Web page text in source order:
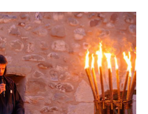
un violent incendie ayant fait
célèbre cette tragédie
qui ont payé de leur vie.
récit de l'incendie et ponctuent